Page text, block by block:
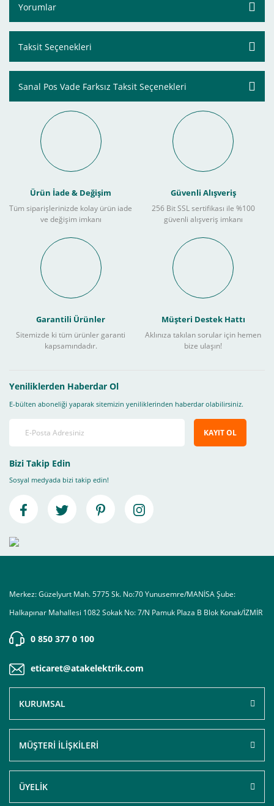
Yorumlar
Taksit Seçenekleri
Sanal Pos Vade Farksız Taksit Seçenekleri
Ürün İade & Değişim
Tüm siparişlerinizde kolay ürün iade
ve değişim imkanı
Güvenli Alışveriş
256 Bit SSL sertifikası ile %100
güvenli alışveriş imkanı
Garantili Ürünler
Sitemizde ki tüm ürünler garanti
kapsamındadır.
Müşteri Destek Hattı
Aklınıza takılan sorular için hemen
bize ulaşın!
Yeniliklerden Haberdar Ol
E-bülten aboneliği yaparak sitemizin yeniliklerinden haberdar olabilirsiniz.
KAYIT OL
Bizi Takip Edin
Sosyal medyada bizi takip edin!
Merkez: Güzelyurt Mah. 5775 Sk. No:70 Yunusemre/MANİSA Şube:
Halkapınar Mahallesi 1082 Sokak No: 7/N Pamuk Plaza B Blok Konak/İZMİR
0 850 377 0 100
eticaret@atakelektrik.com
KURUMSAL
MÜŞTERİ İLİŞKİLERİ
ÜYELİK